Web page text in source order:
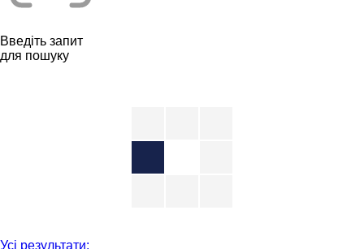
Введіть запит
для пошуку
Усі результати: